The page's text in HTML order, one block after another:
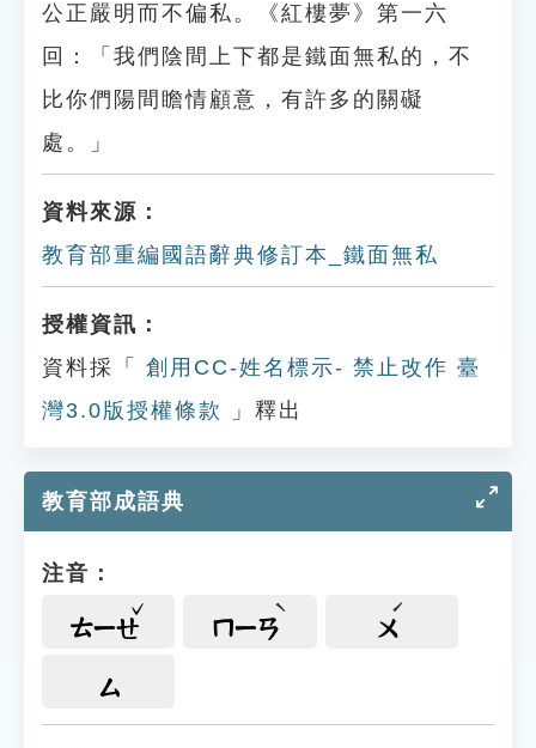
公正嚴明而不偏私。《紅樓夢》第一六
回：「我們陰間上下都是鐵面無私的，不
比你們陽間瞻情顧意，有許多的關礙
處。」
資料來源：
教育部重編國語辭典修訂本_鐵面無私
授權資訊：
資料採「
創用CC-姓名標示- 禁止改作 臺
灣3.0版授權條款
」釋出
教育部成語典
注音：
ㄊㄧㄝ ㄇㄧㄢ ㄨ
ㄙ